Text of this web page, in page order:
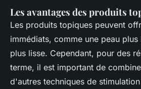
Les avantages des produits
Les produits topiques peuvent
immédiats, comme une peau
plus lisse. Cependant, pour des
terme, il est important de
d'autres techniques de